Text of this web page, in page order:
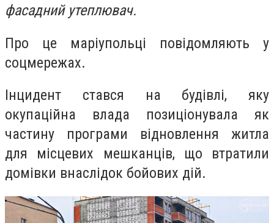
фасадний утеплювач.
Про це маріупольці повідомляють у
соцмережах.
Інцидент стався на будівлі, яку
окупаційна влада позиціонувала як
частину програми відновлення житла
для місцевих мешканців, що втратили
домівки внаслідок бойових дій.